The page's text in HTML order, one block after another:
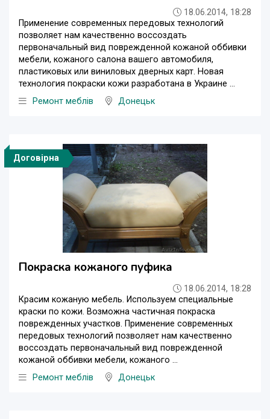
18.06.2014, 18:28
Применение современных передовых технологий
позволяет нам качественно воссоздать
первоначальный вид поврежденной кожаной оббивки
мебели, кожаного салона вашего автомобиля,
пластиковых или виниловых дверных карт. Новая
технология покраски кожи разработана в Украине ...
Ремонт меблів
Донецьк
Договірна
Покраска кожаного пуфика
18.06.2014, 18:28
Красим кожаную мебель. Используем специальные
краски по кожи. Возможна частичная покраска
поврежденных участков. Применение современных
передовых технологий позволяет нам качественно
воссоздать первоначальный вид поврежденной
кожаной оббивки мебели, кожаного ...
Ремонт меблів
Донецьк